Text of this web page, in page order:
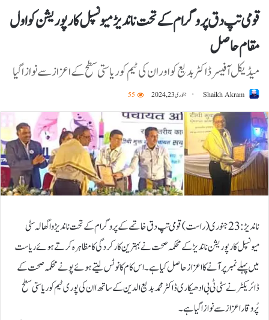
قومی تپ دق پروگرام کے تحت ناندیڑ میونسپل کارپوریشن کو اول
مقام حاصل
میڈیکل آفیسر ڈاکٹر بدیع کو اور ان کی ٹیم کو ریاستی سطح کے اعزازسے نوازا گیا
Shaikh Akram جنوری 23, 2024 55
ناندیڑ: 23 جنوری (راست) قومی تپ دق خاتمے کے پروگرام کے تحت ناندیڑ واگھالہ سٹی
میونسپل کارپوریشن ناندیڑکے محکمہ صحت نے بہترین کارکردگی کا مظاہرہ کرتے ہوئے ریاست
میں پہلے نمبر پر آنے کا اعزاز حاصل کیا ہے۔ اس کام کا نوٹس لیتے ہوئے پونے محکمہ صحت کے
ڈائریکٹر نےسٹی ٹی بی ادھیکاری ڈاکٹر محمد بدیع الدین کے ساتھ اان کی پوری ٹیم کو ریاستی سطح
پُروقار اعزاز سے نوازا گیا ہے۔